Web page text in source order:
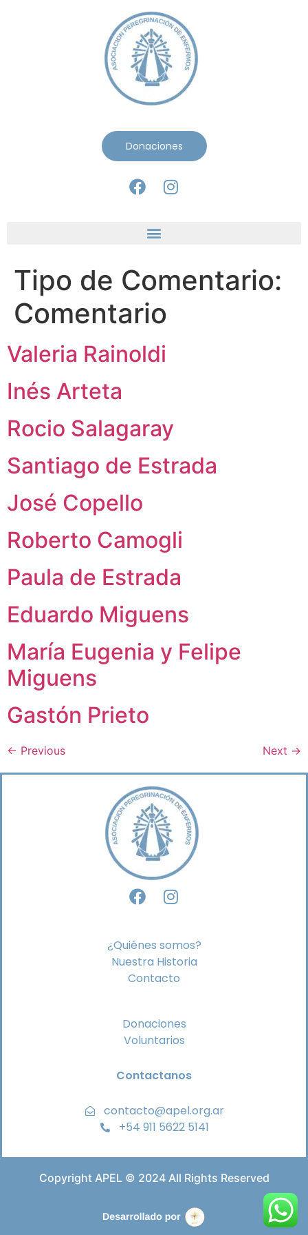
Donaciones
Tipo de Comentario:
Comentario
Valeria Rainoldi
Inés Arteta
Rocio Salagaray
Santiago de Estrada
José Copello
Roberto Camogli
Paula de Estrada
Eduardo Miguens
María Eugenia y Felipe
Miguens
Gastón Prieto
← Previous Next →
¿Quiénes somos?
Nuestra Historia
Contacto
Donaciones
Voluntarios
Contactanos
contacto@apel.org.ar
+54 911 5622 5141
Copyright APEL © 2024 All Rights Reserved